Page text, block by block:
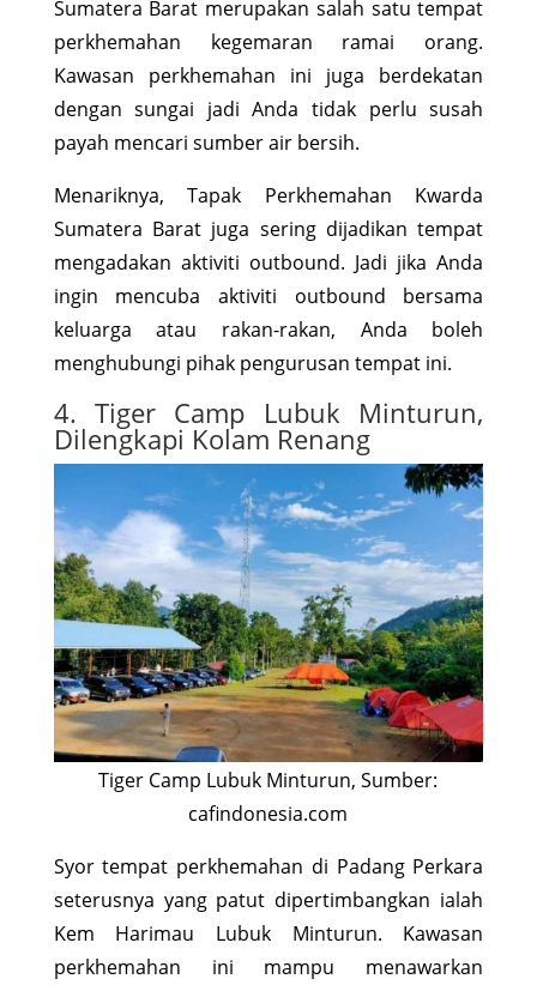
Sumatera Barat merupakan salah satu tempat
perkhemahan kegemaran ramai orang.
Kawasan perkhemahan ini juga berdekatan
dengan sungai jadi Anda tidak perlu susah
payah mencari sumber air bersih.
Menariknya, Tapak Perkhemahan Kwarda
Sumatera Barat juga sering dijadikan tempat
mengadakan aktiviti outbound. Jadi jika Anda
ingin mencuba aktiviti outbound bersama
keluarga atau rakan-rakan, Anda boleh
menghubungi pihak pengurusan tempat ini.
4. Tiger Camp Lubuk Minturun,
Dilengkapi Kolam Renang
Tiger Camp Lubuk Minturun, Sumber:
cafindonesia.com
Syor tempat perkhemahan di Padang Perkara
seterusnya yang patut dipertimbangkan ialah
Kem Harimau Lubuk Minturun. Kawasan
perkhemahan ini mampu menawarkan